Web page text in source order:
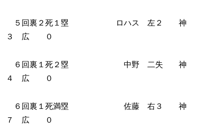
５回裏２死１塁 ロハス 左２ 神
３ 広 ０
６回裏１死２塁 中野 二失 神
４ 広 ０
６回裏１死満塁 佐藤 右３ 神
７ 広 ０